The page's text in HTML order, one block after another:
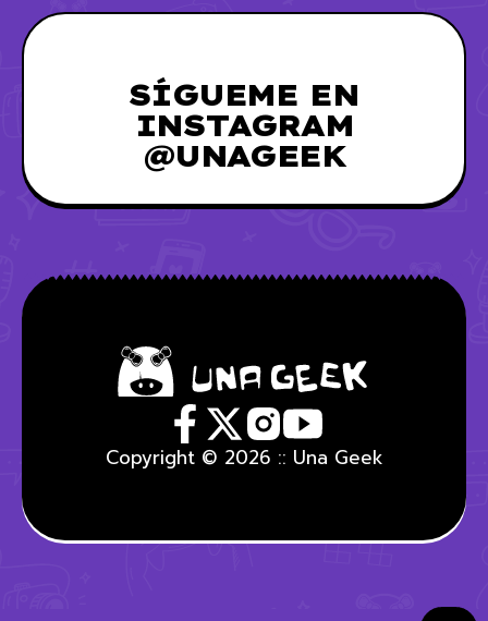
SÍGUEME EN
INSTAGRAM
@UNAGEEK
Copyright © 2026 :: Una Geek